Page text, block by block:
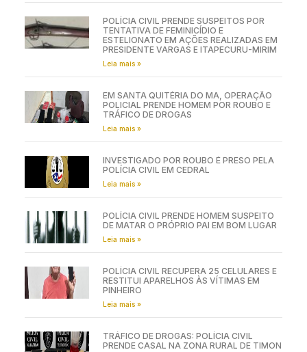
POLÍCIA CIVIL PRENDE SUSPEITOS POR
TENTATIVA DE FEMINICÍDIO E
ESTELIONATO EM AÇÕES REALIZADAS EM
PRESIDENTE VARGAS E ITAPECURU-MIRIM
Leia mais »
EM SANTA QUITÉRIA DO MA, OPERAÇÃO
POLICIAL PRENDE HOMEM POR ROUBO E
TRÁFICO DE DROGAS
Leia mais »
INVESTIGADO POR ROUBO É PRESO PELA
POLÍCIA CIVIL EM CEDRAL
Leia mais »
POLÍCIA CIVIL PRENDE HOMEM SUSPEITO
DE MATAR O PRÓPRIO PAI EM BOM LUGAR
Leia mais »
POLÍCIA CIVIL RECUPERA 25 CELULARES E
RESTITUI APARELHOS ÀS VÍTIMAS EM
PINHEIRO
Leia mais »
TRÁFICO DE DROGAS: POLÍCIA CIVIL
PRENDE CASAL NA ZONA RURAL DE TIMON